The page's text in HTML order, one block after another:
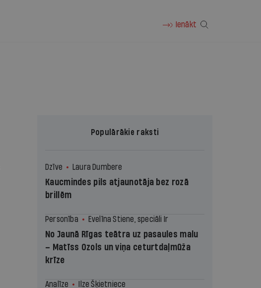
Ienākt
Populārākie raksti
Dzīve Laura Dumbere
Kaucmindes pils atjaunotāja bez rozā
brillēm
Personība Evelīna Stiene, speciāli Ir
No Jaunā Rīgas teātra uz pasaules malu
– Matīss Ozols un viņa ceturtdaļmūža
krīze
Analīze Ilze Šķietniece